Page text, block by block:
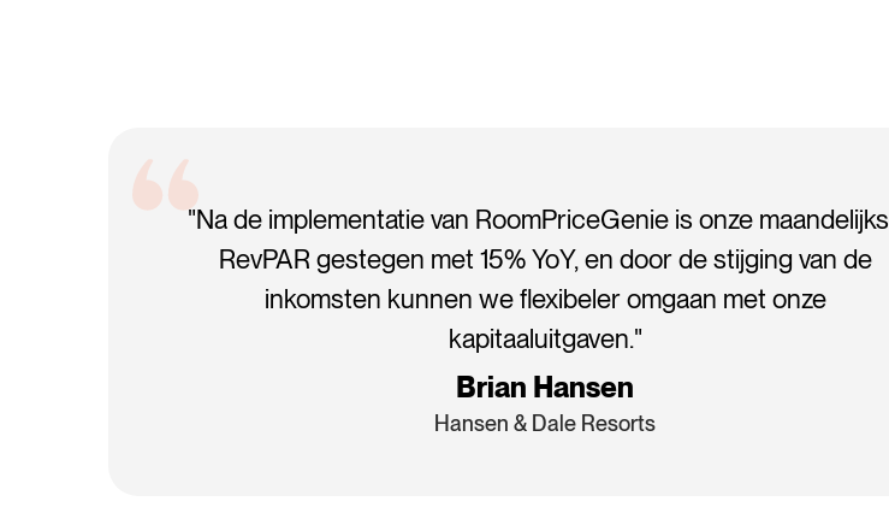
"Na de implementatie van RoomPriceGenie is onze
RevPAR gestegen met 15% YoY, en door de stijging van de
inkomsten kunnen we flexibeler omgaan met onze
kapitaaluitgaven."
Brian Hansen
Hansen & Dale Resorts